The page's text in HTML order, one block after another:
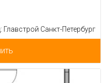
Главстрой Санкт-Петербург